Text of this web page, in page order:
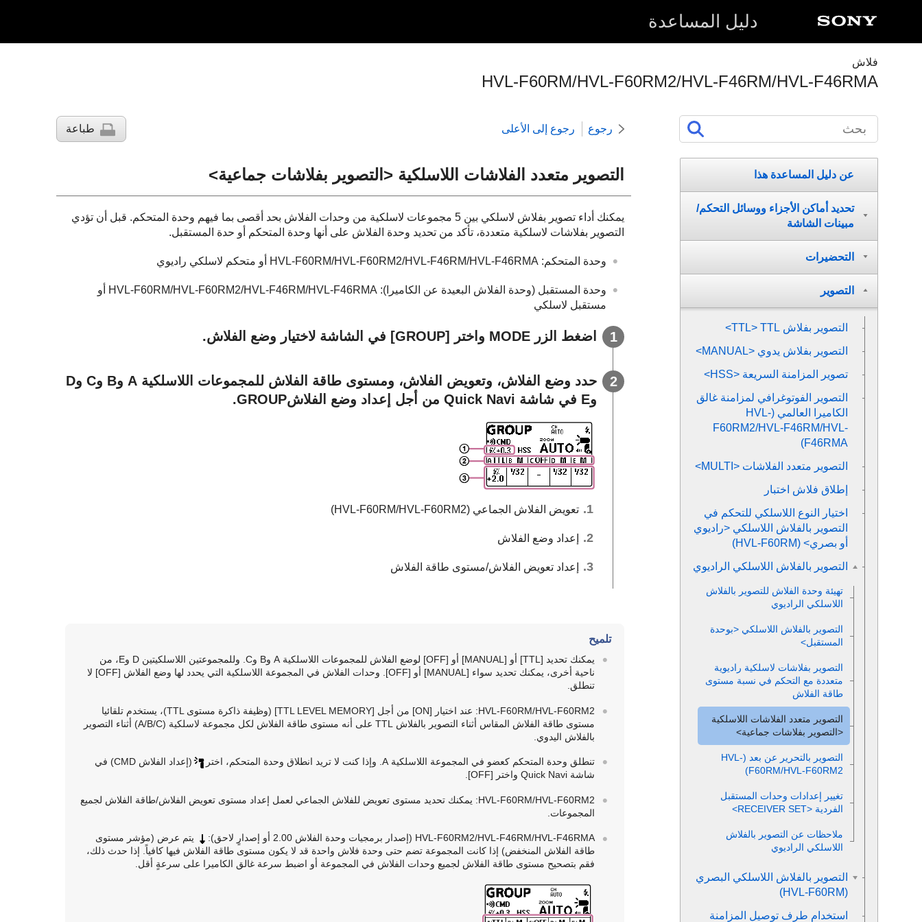
دلیل المساعدة
فلاش
HVL-F60RM/HVL-F60RM2/HVL-F46RM/HVL-F46RMA
رجوع رجوع إلى الأعلى طباعة
التصوير متعدد الفلاشات اللاسلكية <التصوير بفلاشات جماعية>
يمكنك أداء تصوير بفلاش لاسلكي بين 5 مجموعات لاسلكية من وحدات الفلاش بحد أقصى بما فيهم وحدة المتحكم. قبل أن تؤدي
التصوير بفلاشات لاسلكية متعددة، تأكد من تحديد وحدة الفلاش على أنها وحدة المتحكم أو حدة المستقبل.
وحدة المتحكم: HVL-F60RM/HVL-F60RM2/HVL-F46RM/HVL-F46RMA أو متحكم لاسلكي راديوي
وحدة المستقبل (وحدة الفلاش البعيدة عن الكاميرا): HVL-F60RM/HVL-F60RM2/HVL-F46RM/HVL-F46RMA أو
مستقبل لاسلكي
اضغط الزر MODE واختر [GROUP] في الشاشة لاختيار وضع الفلاش.
حدد وضع الفلاش، وتعويض الفلاش، ومستوى طاقة الفلاش للمجموعات اللاسلكية A وB وC وD
وE في شاشة Quick Navi من أجل إعداد وضع الفلاشGROUP.
تعويض الفلاش الجماعي (HVL-F60RM/HVL-F60RM2)
إعداد وضع الفلاش
إعداد تعويض الفلاش/مستوى طاقة الفلاش
تلميح
يمكنك تحديد [TTL] أو [MANUAL] أو [OFF] لوضع الفلاش للمجموعات اللاسلكية A وB وC. وللمجموعتين اللاسلكيتين D وE، من
ناحية أخرى، يمكنك تحديد سواء [MANUAL] أو [OFF]. وحدات الفلاش في المجموعة اللاسلكية التي يحدد لها وضع الفلاش [OFF] لا
تنطلق.
HVL-F60RM/HVL-F60RM2: عند اختيار [ON] من أجل [TTL LEVEL MEMORY] ( TTL وظيفة ذاكرة مستوى
)، يستخدم تلقائيا
مستوى طاقة الفلاش المقاس أثناء التصوير بالفلاش TTL على أنه مستوى طاقة الفلاش لكل مجموعة لاسلكية (A/B/C) أثناء التصوير
بالفلاش اليدوي.
تنطلق وحدة المتحكم كعضو في المجموعة اللاسلكية A. وإذا كنت لا تريد انطلاق وحدة المتحكم، اختر
(إعداد الفلاش CMD) في
شاشة Quick Navi واختر [OFF].
HVL-F60RM/HVL-F60RM2: يمكنك تحديد مستوى تعويض للفلاش الجماعي لعمل إعداد مستوى تعويض الفلاش/طاقة الفلاش لجميع
المجموعات.
HVL-F60RM2/HVL-F46RM/HVL-F46RMA (إصدار برمجيات وحدة الفلاش 2.00 أو إصدارٍ لاحق):
يتم عرض (مؤشر مستوى
طاقة الفلاش المنخفض) إذا كانت المجموعة تضم حتى وحدة فلاش واحدة قد لا يكون مستوى طاقة الفلاش فيها كافياً. إذا حدث ذلك،
فقم بتصحيح مستوى طاقة الفلاش لجميع وحدات الفلاش في المجموعة أو اضبط سرعة غالق الكاميرا على سرعةٍ أقل.
عن دلیل المساعدة هذا
تحديد أماكن الأجزاء ووسائل التحكم/
مبينات الشاشة
التحضيرات
التصوير
التصوير بفلاش TTL
<TTL>
التصوير بفلاش يدوي <MANUAL>
تصوير المزامنة السريعة <HSS>
التصوير الفوتوغرافي لمزامنة غالق
الكاميرا العالمي (HVL-
F60RM2/HVL-F46RM/HVL-
F46RMA)
التصوير متعدد الفلاشات <MULTI>
إطلاق فلاش اختبار
اختيار النوع اللاسلكي للتحكم في
التصوير بالفلاش اللاسلكي <راديوي
أو بصري> (HVL-F60RM)
التصوير بالفلاش اللاسلكي الراديوي
تهيئة وحدة الفلاش للتصوير بالفلاش
اللاسلكي الراديوي
التصوير بالفلاش اللاسلكي <بوحدة
المستقبل>
التصوير بفلاشات لاسلكية راديوية
متعددة مع التحكم في نسبة مستوى
طاقة الفلاش
التصوير متعدد الفلاشات اللاسلكية
<التصوير بفلاشات جماعية>
التصوير بالتحرير عن بعد (HVL-
F60RM/HVL-F60RM2)
تغيير إعدادات وحدات المستقبل
الفردية <RECEIVER SET>
ملاحظات عن التصوير بالفلاش
اللاسلكي الراديوي
التصوير بالفلاش اللاسلكي البصري
(HVL-F60RM)
استخدام طرف توصيل المزامنة